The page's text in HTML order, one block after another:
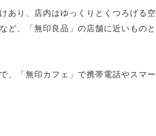
あり、店内はゆっくりとくつろげる空
ど、「無印良品」の店舗に近いものと
、「無印カフェ」で携帯電話やスマー